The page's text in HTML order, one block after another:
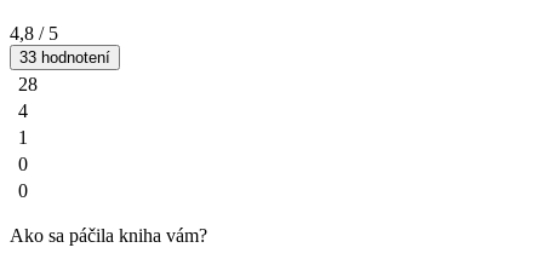
4,8 / 5
33 hodnotení
28
4
1
0
0
Ako sa páčila kniha vám?